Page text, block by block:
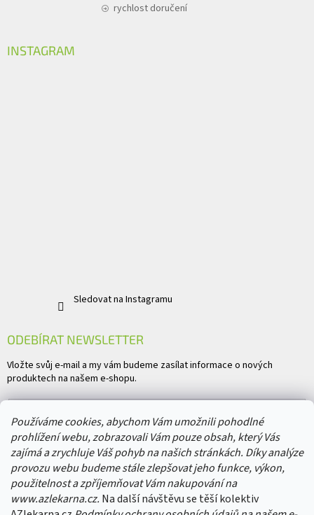
Používáme cookies, abychom Vám umožnili pohodlné
prohlížení webu, zobrazovali Vám pouze obsah, který Vás
zajímá a zrychluje Váš pohyb na našich stránkách. Díky analýze
provozu webu budeme stále zlepšovat jeho funkce, výkon,
použitelnost a zpříjemňovat Vám nakupování na
www.azlekarna.cz. Na další návštěvu se těší kolektiv
rychlost doručení
INSTAGRAM
Sledovat na Instagramu
ODEBÍRAT NEWSLETTER
Vložte svůj e-mail a my vám budeme zasílat informace o nových
produktech na našem e-shopu.
Vložením e-mailu souhlasíte spodmínkami ochrany osobních údajů
PŘIHLÁSIT SE